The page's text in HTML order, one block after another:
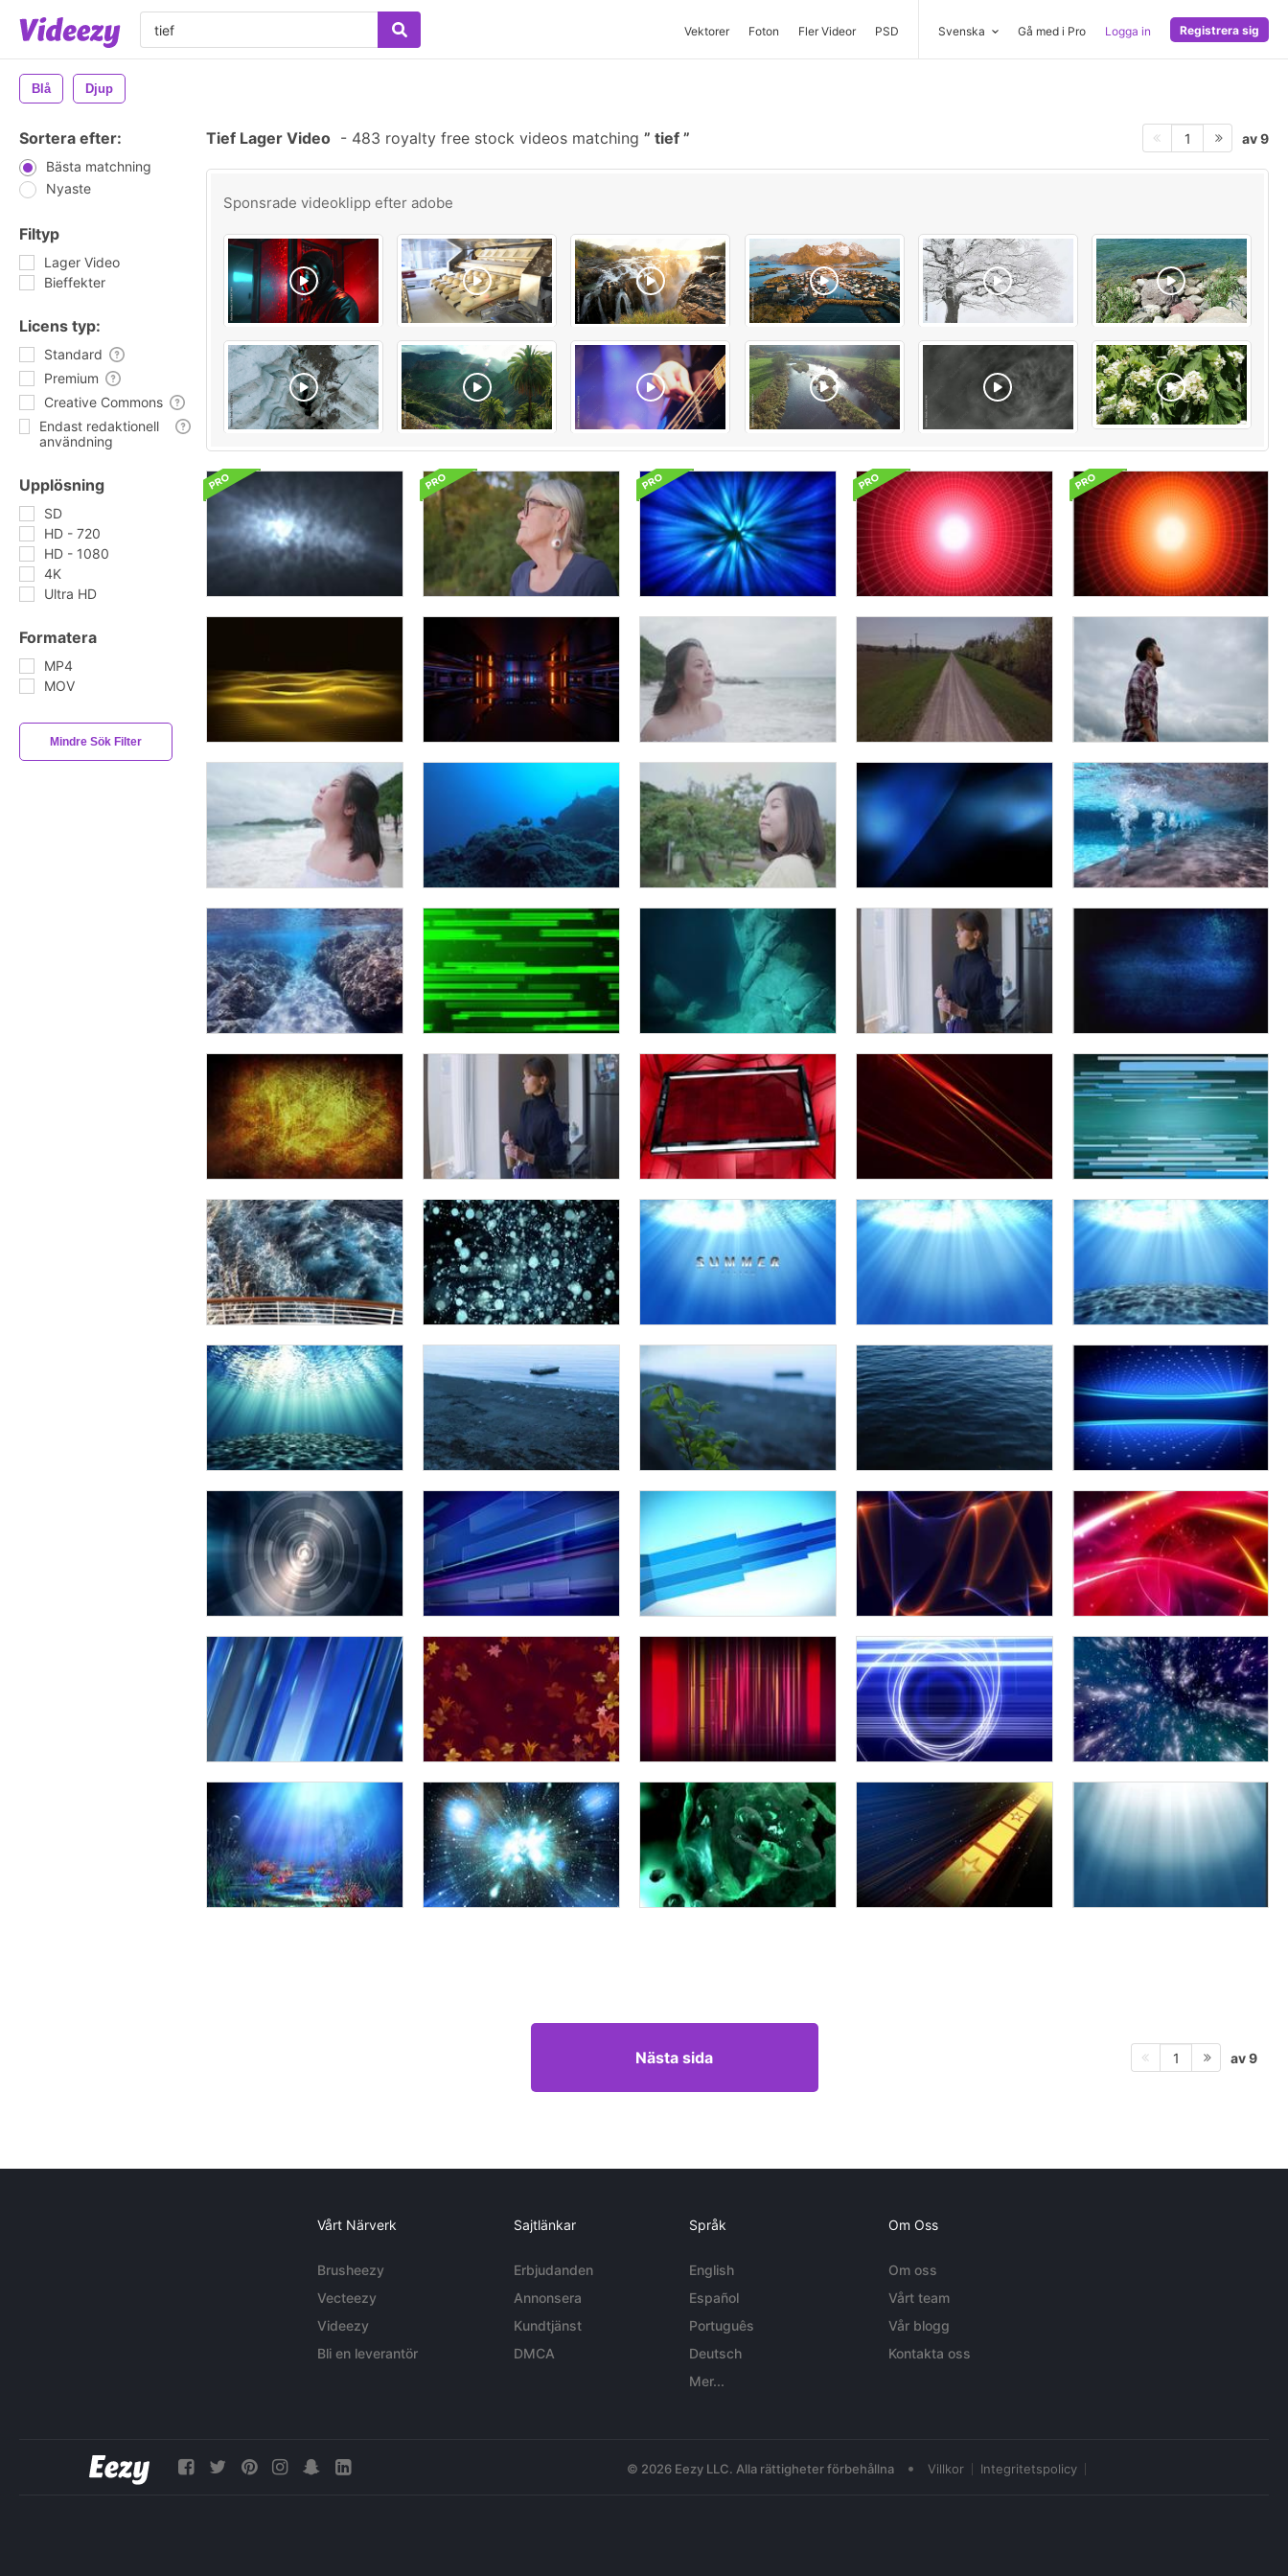
Vektorer Foton Fler Videor PSD Svenska Gå med i Pro Logga in Registrera sig
Blå Djup
Sortera efter:
Bästa matchning
Nyaste
Filtyp
Lager Video
Bieffekter
Licens typ:
Standard
Premium
Creative Commons
Endast redaktionell
användning
Upplösning
SD
HD - 720
HD - 1080
4K
Ultra HD
Formatera
MP4
MOV
Mindre Sök Filter
Tief Lager Video - 483 royalty free stock videos matching tief 1 av 9
Sponsrade videoklipp efter adobe
Nästa sida 1 av 9
Vårt Närverk
Brusheezy
Vecteezy
Videezy
Bli en leverantör
Sajtlänkar
Erbjudanden
Annonsera
Kundtjänst
DMCA
Språk
English
Español
Português
Deutsch
Mer...
Om Oss
Om oss
Vårt team
Vår blogg
Kontakta oss
© 2026 Eezy LLC. Alla rättigheter förbehållna • Villkor Integritetspolicy